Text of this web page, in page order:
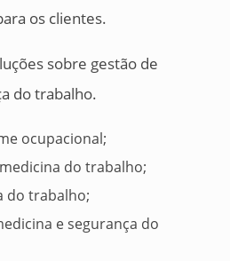
os clientes.
sobre gestão de
do trabalho.
ocupacional;
do trabalho;
do trabalho;
e segurança do